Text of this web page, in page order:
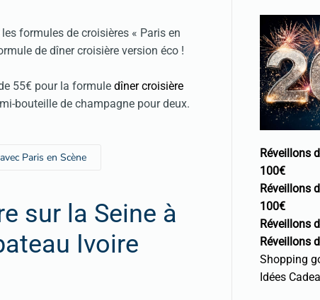
formules de croisières « Paris en
de dîner croisière version éco !
55€ pour la formuledîner croisière
bouteille de champagne pour deux.
Paris en Scène
sur la Seine à
Ivoire
Réveillons
100€
Réveillons
100€
Réveillons
Réveillons
Shopping
Idées